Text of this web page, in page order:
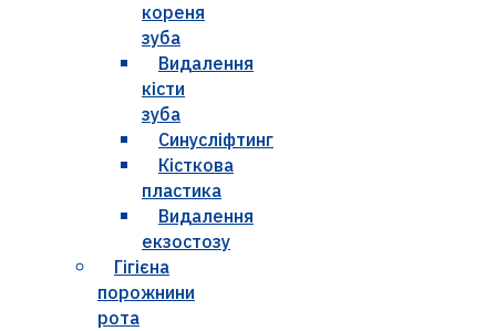
кореня
зуба
Видалення
кісти
зуба
Синусліфтинг
Кісткова
пластика
Видалення
екзостозу
Гігієна
порожнини
рота